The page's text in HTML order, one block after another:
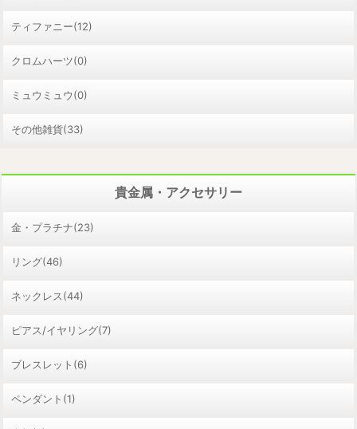
ティファニー(12)
クロムハーツ(0)
ミュウミュウ(0)
その他雑貨(33)
貴金属・アクセサリー
金・プラチナ(23)
リング(46)
ネックレス(44)
ピアス/イヤリング(7)
ブレスレット(6)
ペンダント(1)